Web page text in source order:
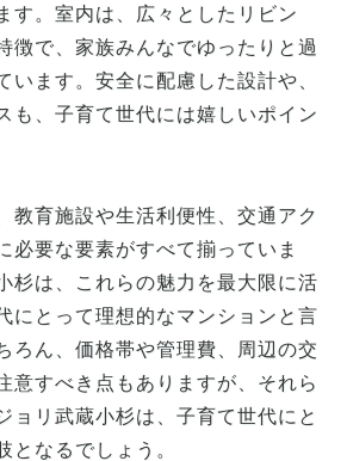
す。室内は、広々としたリビン
徴で、家族みんなでゆったりと過
います。安全に配慮した設計や、
も、子育て世代には嬉しいポイン
教育施設や生活利便性、交通アク
必要な要素がすべて揃っていま
杉は、これらの魅力を最大限に活
にとって理想的なマンションと言
ろん、価格帯や管理費、周辺の交
意すべき点もありますが、それら
ョリ武蔵小杉は、子育て世代にと
となるでしょう。